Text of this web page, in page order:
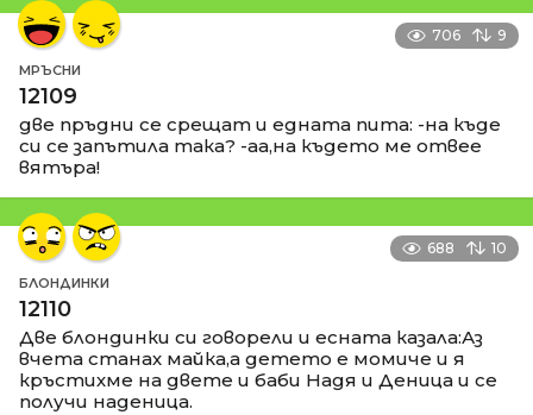
706 9
МРЪСНИ
12109
две пръдни се срещат и едната пита: -на къде
си се запътила така? -аа,на където ме отвее
вятъра!
688 10
БЛОНДИНКИ
12110
Две блондинки си говорели и есната казала:Аз
вчета станах майка,а детето е момиче и я
кръстихме на двете и баби Надя и Деница и се
получи наденица.